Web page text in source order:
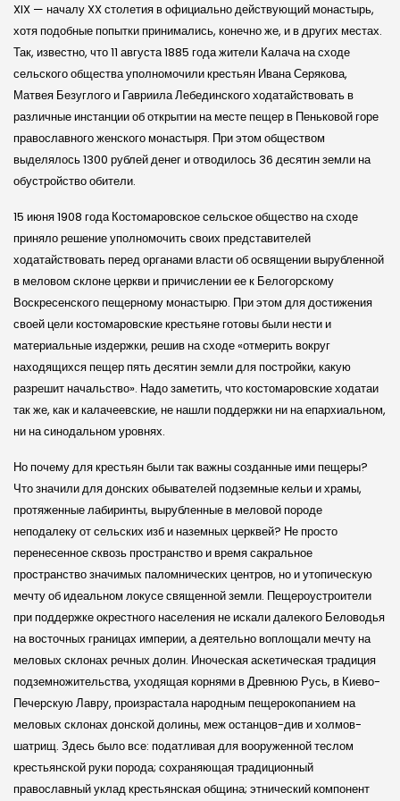
XIX — началу XX столетия в официально действующий монастырь,
хотя подобные попытки принимались, конечно же, и в других местах.
Так, известно, что 11 августа 1885 года жители Калача на сходе
сельского общества уполномочили крестьян Ивана Серякова,
Матвея Безуглого и Гавриила Лебединского ходатайствовать в
различные инстанции об открытии на месте пещер в Пеньковой горе
православного женского монастыря. При этом обществом
выделялось 1300 рублей денег и отводилось 36 десятин земли на
обустройство обители.
15 июня 1908 года Костомаровское сельское общество на сходе
приняло решение уполномочить своих представителей
ходатайствовать перед органами власти об освящении вырубленной
в меловом склоне церкви и причислении ее к Белогорскому
Воскресенского пещерному монастырю. При этом для достижения
своей цели костомаровские крестьяне готовы были нести и
материальные издержки, решив на сходе «отмерить вокруг
находящихся пещер пять десятин земли для постройки, какую
разрешит начальство». Надо заметить, что костомаровские ходатаи
так же, как и калачеевские, не нашли поддержки ни на епархиальном,
ни на синодальном уровнях.
Но почему для крестьян были так важны созданные ими пещеры?
Что значили для донских обывателей подземные кельи и храмы,
протяженные лабиринты, вырубленные в меловой породе
неподалеку от сельских изб и наземных церквей? Не просто
перенесенное сквозь пространство и время сакральное
пространство значимых паломнических центров, но и утопическую
мечту об идеальном локусе священной земли. Пещероустроители
при поддержке окрестного населения не искали далекого Беловодья
на восточных границах империи, а деятельно воплощали мечту на
меловых склонах речных долин. Иноческая аскетическая традиция
подземножительства, уходящая корнями в Древнюю Русь, в Киево-
Печер­скую Лавру, произрастала народным пещерокопанием на
меловых склонах дон­ской долины, меж останцов-див и холмов-
шатрищ. Здесь было все: податливая для вооруженной теслом
крестьянской руки порода; сохраняющая традиционный
православный уклад крестьянская община; этнический компонент